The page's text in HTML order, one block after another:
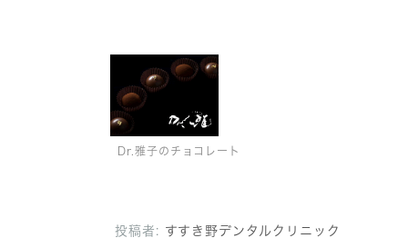
Dr.雅子のチョコレート
投稿者: すすき野デンタルクリニック